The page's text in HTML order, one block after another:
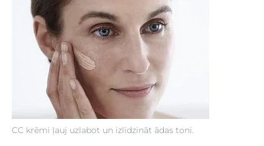
CC krēmi ļauj uzlabot un izlīdzināt ādas toni.